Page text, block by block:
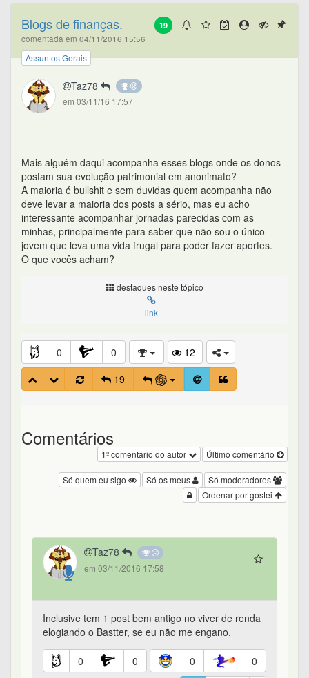
19
Blogs de finanças.
comentada em 04/11/2016 15:56
Assuntos Gerais
Taz78
em 03/11/16 17:57
Mais alguém daqui acompanha esses blogs onde os donos
postam sua evolução patrimonial em anonimato?
A maioria é bullshit e sem duvidas quem acompanha não
deve levar a maioria dos posts a sério, mas eu acho
interessante acompanhar jornadas parecidas com as
minhas, principalmente para saber que não sou o único
jovem que leva uma vida frugal para poder fazer aportes.
O que vocês acham?
destaques neste tópico
link
0 0
12
19
Comentários
Último comentário
1º comentário do autor
Só moderadores
Só os meus
Só quem eu sigo
Ordenar por gostei
Taz78
em 03/11/2016 17:58
Inclusive tem 1 post bem antigo no viver de renda
elogiando o Bastter, se eu não me engano.
0 0 0 0